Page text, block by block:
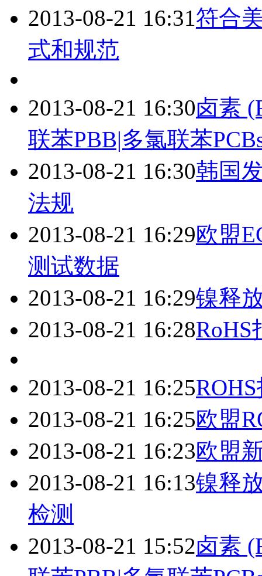
2013-08-21 16:31符合
式和规范
2013-08-21 16:30卤素
联苯PBB|多氯联苯
2013-08-21 16:30韩国
法规
2013-08-21 16:29欧盟
测试数据
2013-08-21 16:29镍释
2013-08-21 16:28RoHS
2013-08-21 16:25
2013-08-21 16:25欧盟
2013-08-21 16:23欧盟
2013-08-21 16:13镍释
检测
2013-08-21 15:52卤素